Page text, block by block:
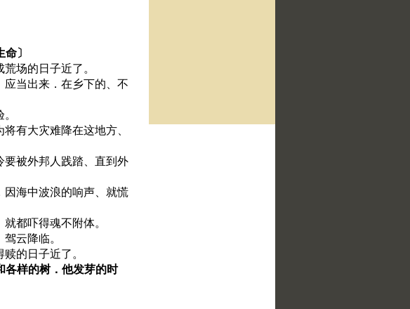
〕
场的日子近了。
应当出来．在乡下的、不
有大灾难降在这地方、
要被外邦人践踏、直到外
因海中波浪的响声、就慌
都吓得魂不附体。
云降临。
的日子近了。
各样的树．他发芽的时